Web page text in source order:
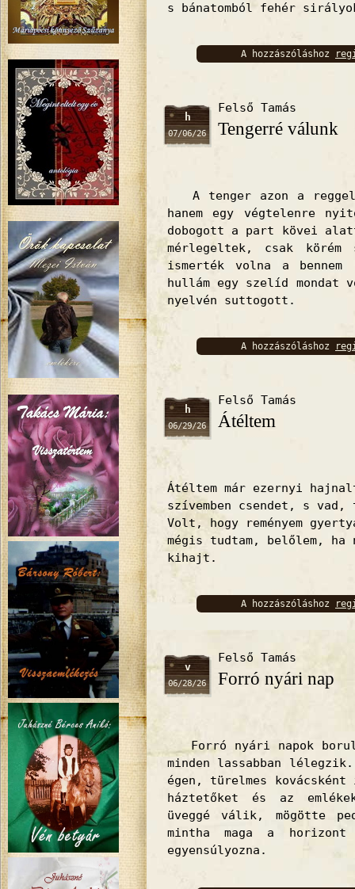
s bánatomból fehér
A hozzászóláshoz
h
07/06/26
Felső Tamás
Tengerré válunk
A tenger azon a
hanem egy végtelenre
dobogott a part kövei
mérlegeltek, csak
ismerték volna a bennem
hullám egy szelíd mondat
nyelvén suttogott.
A hozzászóláshoz
h
06/29/26
Felső Tamás
Átéltem
Átéltem már ezernyi
szívemben csendet, s
Volt, hogy reményem
mégis tudtam, belőlem,
kihajt.
A hozzászóláshoz
v
06/28/26
Felső Tamás
Forró nyári nap
Forró nyári napok
minden lassabban
égen, türelmes
háztetőket és az
üveggé válik, mögötte
mintha maga a
egyensúlyozna.